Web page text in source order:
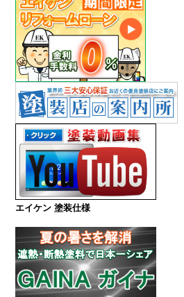
エイケン 塗装仕様